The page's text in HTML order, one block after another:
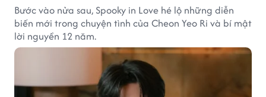
Bước vào nửa sau, Spooky in Love hé lộ những diễn
biến mới trong chuyện tình của Cheon Yeo Ri và bí mật
lời nguyền 12 năm.